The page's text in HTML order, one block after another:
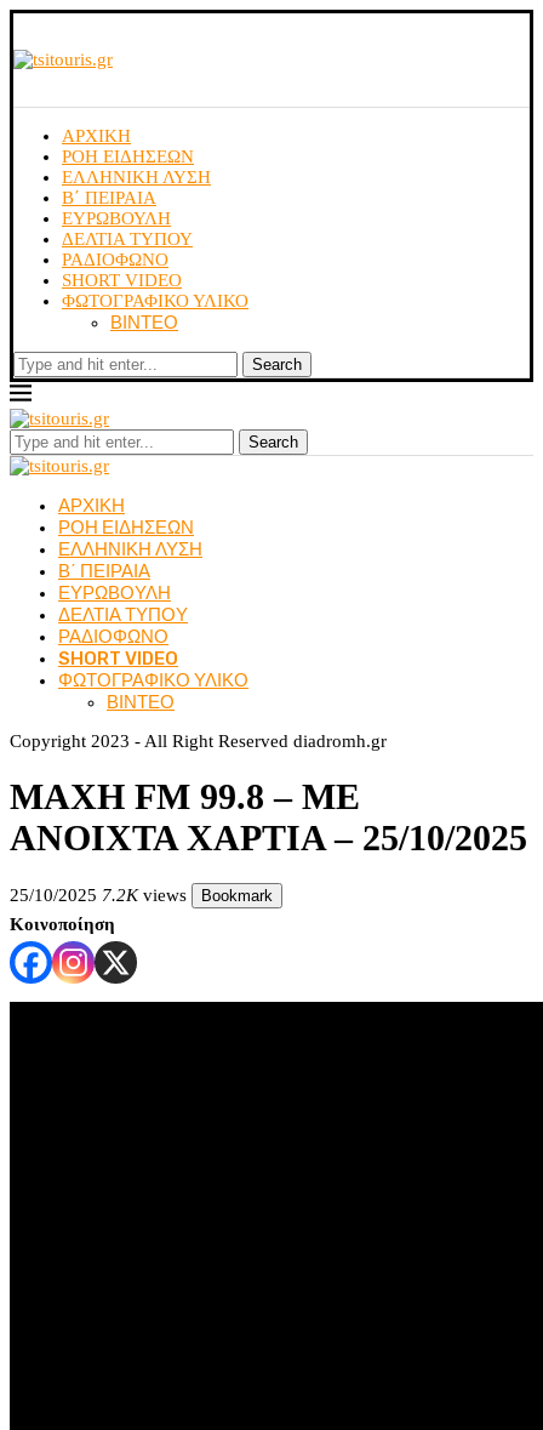
ΑΡΧΙΚΗ
ΡΟΗ ΕΙΔΗΣΕΩΝ
ΕΛΛΗΝΙΚΗ ΛΥΣΗ
Β΄ ΠΕΙΡΑΙΑ
ΕΥΡΩΒΟΥΛΗ
ΔΕΛΤΙΑ ΤΥΠΟΥ
ΡΑΔΙΟΦΩΝΟ
SHORT VIDEO
ΦΩΤΟΓΡΑΦΙΚΟ ΥΛΙΚΟ
ΒΙΝΤΕΟ
Search
Search
ΑΡΧΙΚΗ
ΡΟΗ ΕΙΔΗΣΕΩΝ
ΕΛΛΗΝΙΚΗ ΛΥΣΗ
Β΄ ΠΕΙΡΑΙΑ
ΕΥΡΩΒΟΥΛΗ
ΔΕΛΤΙΑ ΤΥΠΟΥ
ΡΑΔΙΟΦΩΝΟ
SHORT VIDEO
ΦΩΤΟΓΡΑΦΙΚΟ ΥΛΙΚΟ
ΒΙΝΤΕΟ
Copyright 2023 - All Right Reserved diadromh.gr
ΜΑΧΗ FM 99.8 – ΜΕ
ΑΝΟΙΧΤΑ ΧΑΡΤΙΑ – 25/10/2025
25/10/2025 7.2Kviews Bookmark
Κοινοποίηση